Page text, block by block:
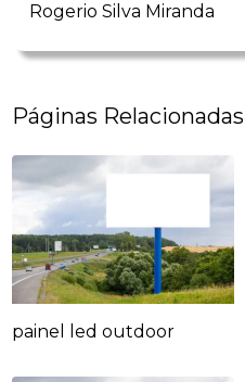
Rogerio Silva Miranda
Páginas Relacionadas
painel led outdoor